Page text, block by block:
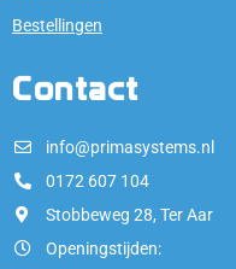
Bestellingen
Contact
info@primasystems.nl
0172 607 104
Stobbeweg 28, Ter Aar
Openingstijden: